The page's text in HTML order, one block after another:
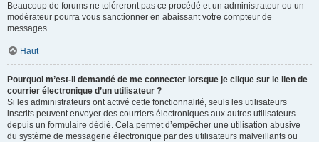
Beaucoup de forums ne toléreront pas ce procédé et un administrateur ou un
modérateur pourra vous sanctionner en abaissant votre compteur de
messages.
Haut
Pourquoi m’est-il demandé de me connecter lorsque je clique sur le lien de
courrier électronique d’un utilisateur ?
Si les administrateurs ont activé cette fonctionnalité, seuls les utilisateurs
inscrits peuvent envoyer des courriers électroniques aux autres utilisateurs
depuis un formulaire dédié. Cela permet d’empêcher une utilisation abusive
du système de messagerie électronique par des utilisateurs malveillants ou